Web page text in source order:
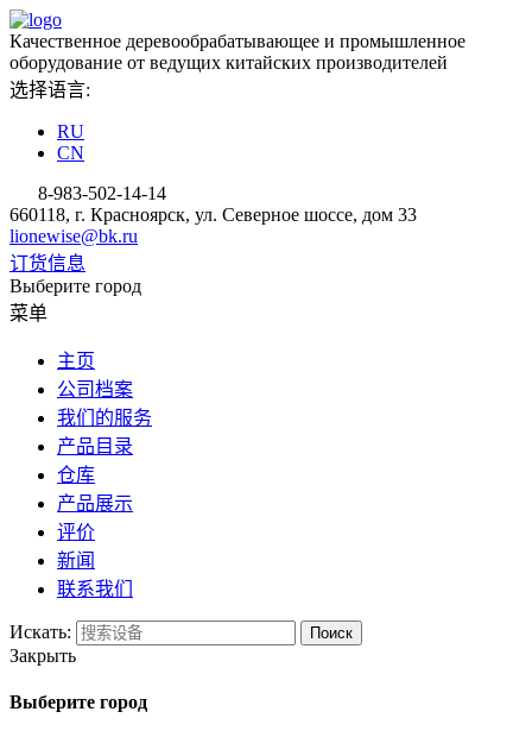
Качественное деревообрабатывающее и промышленное
оборудование от ведущих китайских производителей
选择语言:
RU
CN
8-983-502-14-14
660118, г. Красноярск, ул. Северное шоссе, дом 33
lionewise@bk.ru
订货信息
Выберите город
菜单
主页
公司档案
我们的服务
产品目录
仓库
产品展示
评价
新闻
联系我们
Искать: Поиск
Закрыть
Выберите город